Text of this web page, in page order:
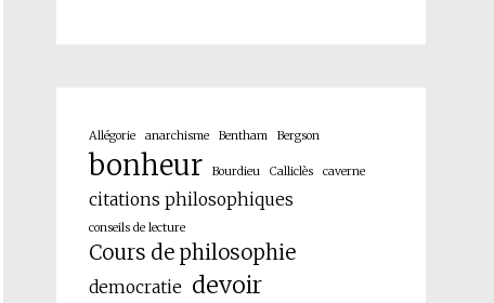
Allégorie anarchisme Bentham Bergson
bonheur Bourdieu Calliclès caverne
citations philosophiques
conseils de lecture
Cours de philosophie
democratie devoir